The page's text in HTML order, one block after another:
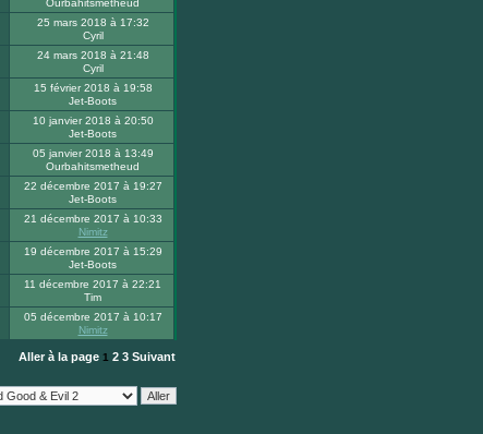
Ourbahitsmetheud
25 mars 2018 à 17:32
Cyril
24 mars 2018 à 21:48
Cyril
15 février 2018 à 19:58
Jet-Boots
10 janvier 2018 à 20:50
Jet-Boots
05 janvier 2018 à 13:49
Ourbahitsmetheud
22 décembre 2017 à 19:27
Jet-Boots
21 décembre 2017 à 10:33
Nimitz
19 décembre 2017 à 15:29
Jet-Boots
11 décembre 2017 à 22:21
Tim
05 décembre 2017 à 10:17
Nimitz
Aller à la page 1 2 3 Suivant